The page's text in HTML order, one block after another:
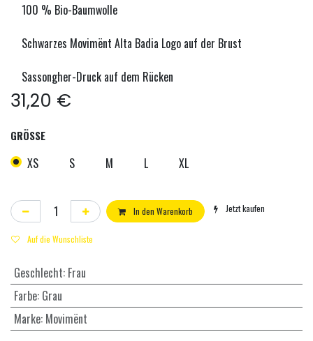
100 % Bio-Baumwolle
Schwarzes Movimënt Alta Badia Logo auf der Brust
Sassongher-Druck auf dem Rücken
31,20 €
GRÖSSE
XS S M L XL
In den Warenkorb Jetzt kaufen
Auf die Wunschliste
Geschlecht: Frau
Farbe: Grau
Marke: Movimënt